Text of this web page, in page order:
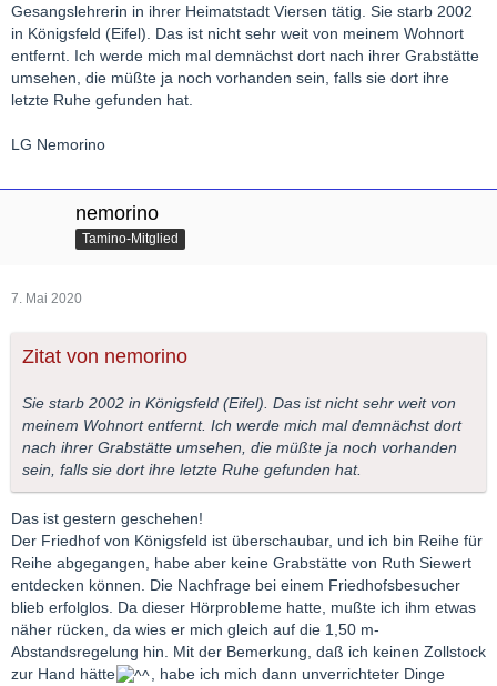
Gesangslehrerin in ihrer Heimatstadt Viersen tätig. Sie starb 2002
in Königsfeld (Eifel). Das ist nicht sehr weit von meinem Wohnort
entfernt. Ich werde mich mal demnächst dort nach ihrer Grabstätte
umsehen, die müßte ja noch vorhanden sein, falls sie dort ihre
letzte Ruhe gefunden hat.
LG Nemorino
nemorino
Tamino-Mitglied
7. Mai 2020
Zitat von nemorino
Sie starb 2002 in Königsfeld (Eifel). Das ist nicht sehr weit von
meinem Wohnort entfernt. Ich werde mich mal demnächst dort
nach ihrer Grabstätte umsehen, die müßte ja noch vorhanden
sein, falls sie dort ihre letzte Ruhe gefunden hat.
Das ist gestern geschehen!
Der Friedhof von Königsfeld ist überschaubar, und ich bin Reihe für
Reihe abgegangen, habe aber keine Grabstätte von Ruth Siewert
entdecken können. Die Nachfrage bei einem Friedhofsbesucher
blieb erfolglos. Da dieser Hörprobleme hatte, mußte ich ihm etwas
näher rücken, da wies er mich gleich auf die 1,50 m-
Abstandsregelung hin. Mit der Bemerkung, daß ich keinen Zollstock
zur Hand hätte
, habe ich mich dann unverrichteter Dinge